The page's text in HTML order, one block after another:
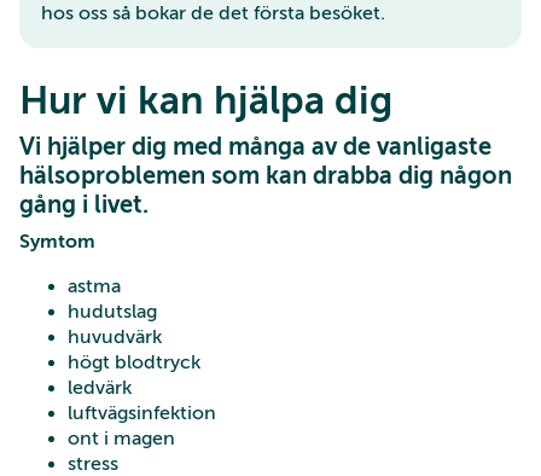
hos oss så bokar de det första besöket.
Hur vi kan hjälpa dig
Vi hjälper dig med många av de vanligaste
hälsoproblemen som kan drabba dig någon
gång i livet.
Symtom
astma
hudutslag
huvudvärk
högt blodtryck
ledvärk
luftvägsinfektion
ont i magen
stress